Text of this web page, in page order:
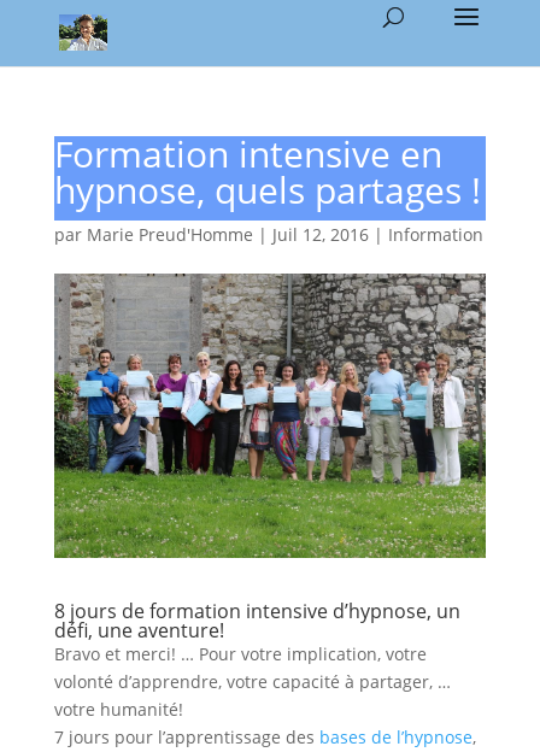
Formation intensive en
hypnose, quels partages !
par Marie Preud'Homme | Juil 12, 2016| Information
8 jours de formation intensive d’hypnose, un
défi, une aventure!
Bravo et merci! … Pour votre implication, votre
volonté d’apprendre, votre capacité à partager, …
votre humanité!
7 jours pour l’apprentissage des bases de l’hypnose,